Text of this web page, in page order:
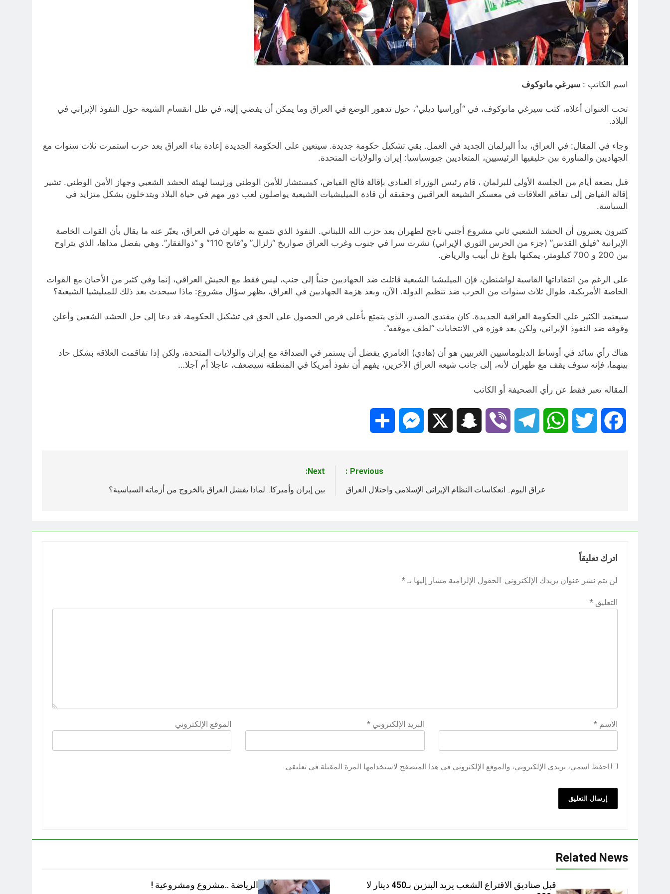
اسم الكاتب : سيرغي مانوكوف
تحت العنوان أعلاه، كتب سيرغي مانوكوف، في “أوراسيا ديلي”، حول تدهور الوضع في العراق وما يمكن أن يفضي إليه، في ظل انقسام الشيعة حول النفوذ الإيراني في
البلاد.
وجاء في المقال: في العراق، بدأ البرلمان الجديد في العمل. بقي تشكيل حكومة جديدة. سيتعين على الحكومة الجديدة إعادة بناء العراق بعد حرب استمرت ثلاث سنوات مع
الجهاديين والمناورة بين حليفيها الرئيسيين، المتعاديين جيوسياسيا: إيران والولايات المتحدة.
قبل بضعة أيام من الجلسة الأولى للبرلمان ، قام رئيس الوزراء العبادي بإقالة فالح الفياض، كمستشار للأمن الوطني ورئيسا لهيئة الحشد الشعبي وجهاز الأمن الوطني. تشير
إقالة الفياض إلى تفاقم العلاقات في معسكر الشيعة العراقيين وحقيقة أن قادة الميليشيات الشيعية يواصلون لعب دور مهم في حياة البلاد ويتدخلون بشكل متزايد في
السياسة.
كثيرون يعتبرون أن الحشد الشعبي ثاني مشروع أجنبي ناجح لطهران بعد حزب الله اللبناني. النفوذ الذي تتمتع به طهران في العراق، يعبّر عنه ما يقال بأن القوات الخاصة
الإيرانية “فيلق القدس” (جزء من الحرس الثوري الإيراني) نشرت سرا في جنوب وغرب العراق صواريخ “زلزال” و”فاتح 110″ و “ذوالفقار”. وهي بفضل مداها، الذي يتراوح
بين 200 و 700 كيلومتر، يمكنها بلوغ تل أبيب والرياض.
على الرغم من انتقاداتها القاسية لواشنطن، فإن الميليشيا الشيعية قاتلت ضد الجهاديين جنباً إلى جنب، ليس فقط مع الجيش العراقي، إنما وفي كثير من الأحيان مع القوات
الخاصة الأمريكية، طوال ثلاث سنوات من الحرب ضد تنظيم الدولة. الآن، وبعد هزمة الجهاديين في العراق، يظهر سؤال مشروع: ماذا سيحدث بعد ذلك للميليشيا الشيعية؟
سيعتمد الكثير على الحكومة العراقية الجديدة. كان مقتدى الصدر، الذي يتمتع بأعلى فرص الحصول على الحق في تشكيل الحكومة، قد دعا إلى حل الحشد الشعبي وأعلن
وقوفه ضد النفوذ الإيراني، ولكن بعد فوزه في الانتخابات “لطف موقفه”.
هناك رأي سائد في أوساط الدبلوماسيين الغربيين هو أن (هادي) العامري يفضل أن يستمر في الصداقة مع إيران والولايات المتحدة، ولكن إذا تفاقمت العلاقة بشكل حاد
بينهما، فإنه سوف يقف مع طهران لأنه، إلى جانب شيعة العراق الآخرين، يفهم أن نفوذ أمريكا في المنطقة سيضعف، عاجلا أم آجلا…
المقالة تعبر فقط عن رأي الصحيفة أو الكاتب
Facebook
Twitter
WhatsApp
Telegram
Viber
Snapchat
Messenger
Previous:
عراق اليوم.. انعكاسات النظام الإيراني الإسلامي واحتلال العراق
Next:
بين إيران وأميركا.. لماذا يفشل العراق بالخروج من أزماته السياسية؟
اترك تعليقاً
لن يتم نشر عنوان بريدك الإلكتروني. الحقول الإلزامية مشار إليها بـ *
التعليق *
الاسم * البريد الإلكتروني* الموقع الإلكتروني
احفظ اسمي، بريدي الإلكتروني، والموقع الإلكتروني في هذا المتصفح لاستخدامها المرة المقبلة في تعليقي.
Related News
قبل صناديق الاقتراع الشعب يريد البنزين بـ450 دينار لا
الرياضة ..مشروع ومشروعية !